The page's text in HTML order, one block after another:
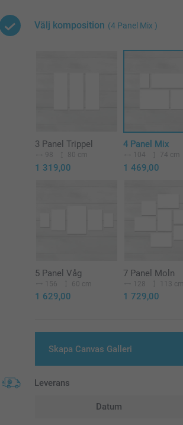
Välj komposition (4 Panel Mix )
3 Panel Trippel
98 80 cm
1 319,00
4 Panel Mix
104 74 cm
1 469,00
5 Panel Våg
156 60 cm
1 629,00
7 Panel Moln
128 113 cm
1 729,00
Skapa Canvas Galleri
Leverans
Datum